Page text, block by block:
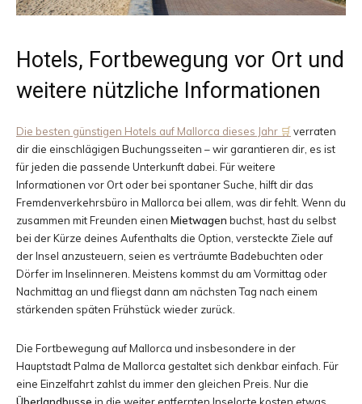
Hotels, Fortbewegung vor Ort und
weitere nützliche Informationen
Die besten günstigen Hotels auf Mallorca dieses Jahr
verraten
dir die einschlägigen Buchungsseiten – wir garantieren dir, es ist
für jeden die passende Unterkunft dabei. Für weitere
Informationen vor Ort oder bei spontaner Suche, hilft dir das
Fremdenverkehrsbüro in Mallorca bei allem, was dir fehlt. Wenn du
zusammen mit Freunden einen Mietwagen buchst, hast du selbst
bei der Kürze deines Aufenthalts die Option, versteckte Ziele auf
der Insel anzusteuern, seien es verträumte Badebuchten oder
Dörfer im Inselinneren. Meistens kommst du am Vormittag oder
Nachmittag an und fliegst dann am nächsten Tag nach einem
stärkenden späten Frühstück wieder zurück.
Die Fortbewegung auf Mallorca und insbesondere in der
Hauptstadt Palma de Mallorca gestaltet sich denkbar einfach. Für
eine Einzelfahrt zahlst du immer den gleichen Preis. Nur die